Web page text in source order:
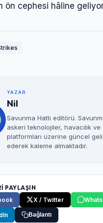
ön cephesi hâline
YAZAR
Nil
Savunma Hattı editörü.
askeri teknolojiler, havacılık ve
platformları üzerine güncel
ederek kaleme almaktadır.
PAYLAŞIN
X / Twitter
Bağlantı